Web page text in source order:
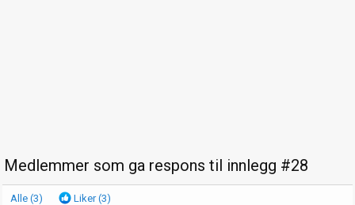
Medlemmer som ga respons til innlegg #28
Alle (3) Liker(3)